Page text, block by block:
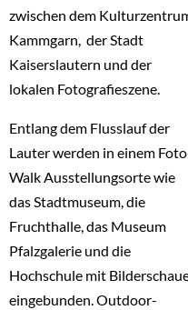
zwischen dem
Kammgarn, der Stadt
Kaiserslautern und der
lokalen Fotografieszene.
Entlang dem Flusslauf der
Lauter werden in einem
Walk Ausstellungsorte wie
das Stadtmuseum, die
Fruchthalle, das Museum
Pfalzgalerie und die
Hochschule mit
eingebunden. Outdoor-